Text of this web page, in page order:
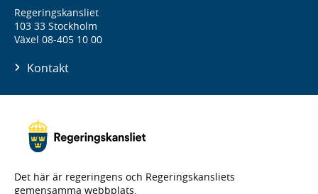
Regeringskansliet
103 33 Stockholm
Växel 08-405 10 00
Kontakt
Det här är regeringens och Regeringskansliets
gemensamma webbplats.